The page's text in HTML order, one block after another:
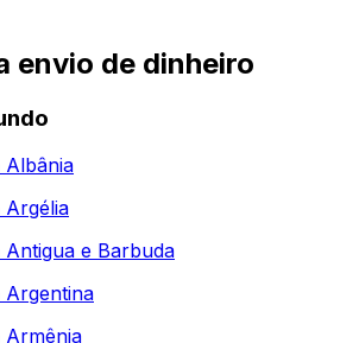
envio de dinheiro
Albânia
Argélia
Antigua e Barbuda
Argentina
Armênia